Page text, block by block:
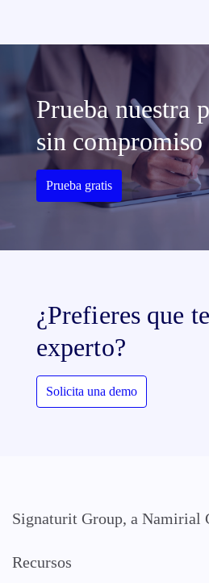
Prueba nuestra
sin compromiso
Prueba gratis
¿Prefieres que
experto?
Solicita una demo
Signaturit Group, a Namirial
Recursos